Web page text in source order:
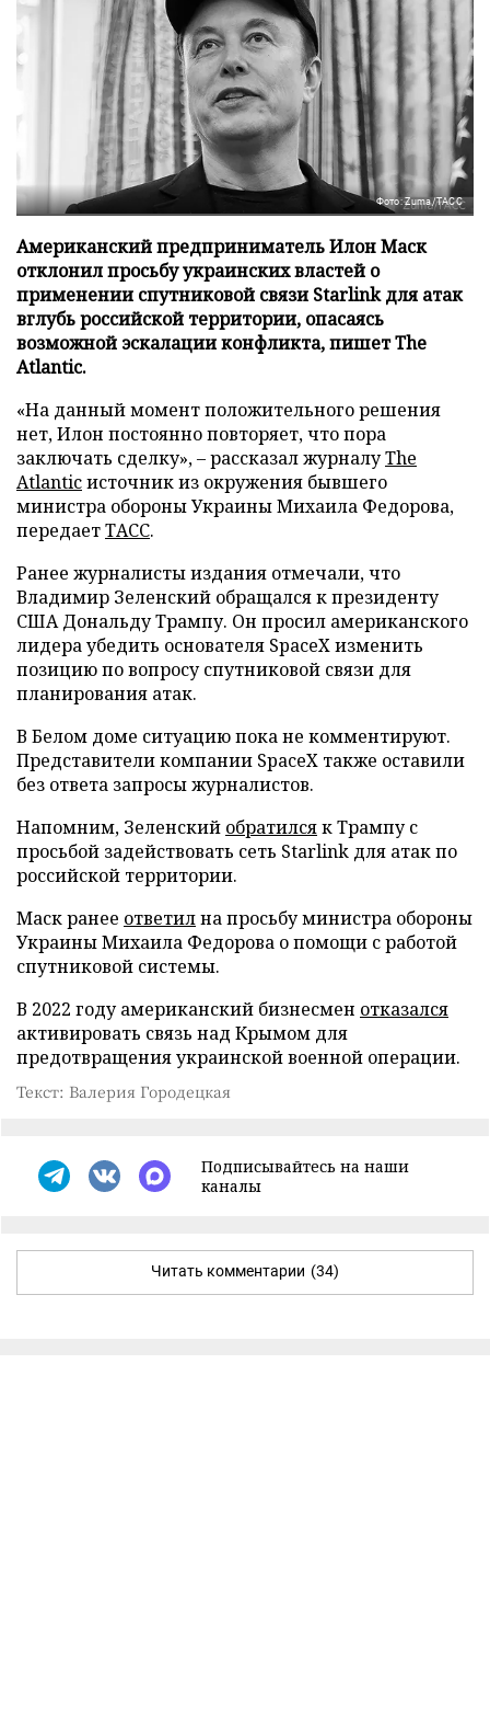
Фото: Zuma/ТАСС
Американский предприниматель Илон Маск
отклонил просьбу украинских властей о
применении спутниковой связи Starlink для атак
вглубь российской территории, опасаясь
возможной эскалации конфликта, пишет The
Atlantic.
«На данный момент положительного решения
нет, Илон постоянно повторяет, что пора
заключать сделку», – рассказал журналуThe
Atlanticисточник из окружения бывшего
министра обороны Украины Михаила Федорова,
передаетТАСС.
Ранее журналисты издания отмечали, что
Владимир Зеленский обращался к президенту
США Дональду Трампу. Он просил американского
лидера убедить основателя SpaceX изменить
позицию по вопросу спутниковой связи для
планирования атак.
В Белом доме ситуацию пока не комментируют.
Представители компании SpaceX также оставили
без ответа запросы журналистов.
Напомним, Зеленский обратилсяк Трампу с
просьбой задействовать сеть Starlink для атак по
российской территории.
Маск ранее ответилна просьбу министра обороны
Украины Михаила Федорова о помощи с работой
спутниковой системы.
В 2022 году американский бизнесмен отказался
активировать связь над Крымом для
предотвращения украинской военной операции.
Текст: Валерия Городецкая
Подписывайтесь на наши
каналы
Читать комментарии (34)